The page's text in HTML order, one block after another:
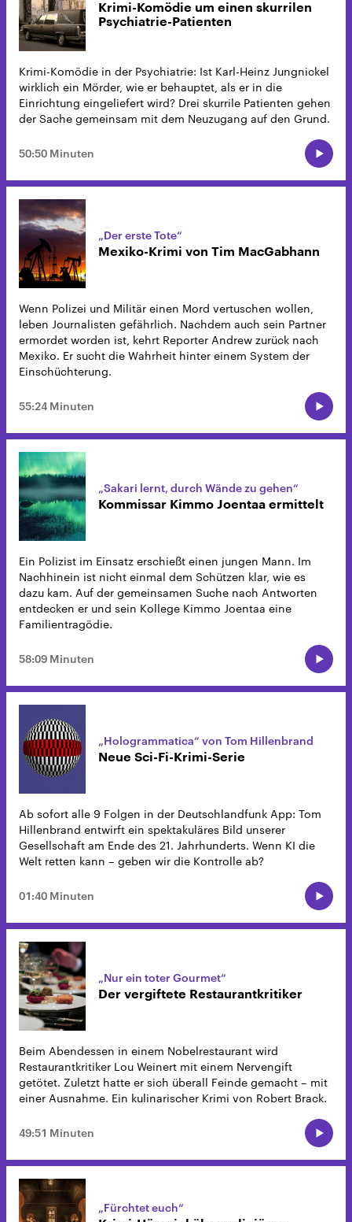
Krimi-Komödie um einen skurrilen
Psychiatrie-Patienten
Krimi-Komödie in der Psychiatrie: Ist Karl-Heinz Jungnickel
wirklich ein Mörder, wie er behauptet, als er in die
Einrichtung eingeliefert wird? Drei skurrile Patienten gehen
der Sache gemeinsam mit dem Neuzugang auf den Grund.
50:50 Minuten
„Der erste Tote“
Mexiko-Krimi von Tim MacGabhann
Wenn Polizei und Militär einen Mord vertuschen wollen,
leben Journalisten gefährlich. Nachdem auch sein Partner
ermordet worden ist, kehrt Reporter Andrew zurück nach
Mexiko. Er sucht die Wahrheit hinter einem System der
Einschüchterung.
55:24 Minuten
„Sakari lernt, durch Wände zu gehen“
Kommissar Kimmo Joentaa ermittelt
Ein Polizist im Einsatz erschießt einen jungen Mann. Im
Nachhinein ist nicht einmal dem Schützen klar, wie es
dazu kam. Auf der gemeinsamen Suche nach Antworten
entdecken er und sein Kollege Kimmo Joentaa eine
Familientragödie.
58:09 Minuten
„Hologrammatica“ von Tom Hillenbrand
Neue Sci-Fi-Krimi-Serie
Ab sofort alle 9 Folgen in der Deutschlandfunk App: Tom
Hillenbrand entwirft ein spektakuläres Bild unserer
Gesellschaft am Ende des 21. Jahrhunderts. Wenn KI die
Welt retten kann – geben wir die Kontrolle ab?
01:40 Minuten
„Nur ein toter Gourmet“
Der vergiftete Restaurantkritiker
Beim Abendessen in einem Nobelrestaurant wird
Restaurantkritiker Lou Weinert mit einem Nervengift
getötet. Zuletzt hatte er sich überall Feinde gemacht – mit
einer Ausnahme. Ein kulinarischer Krimi von Robert Brack.
49:51 Minuten
„Fürchtet euch“